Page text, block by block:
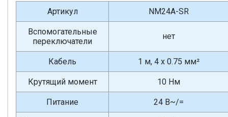
Артикул NM24A-SR
Вспомогательные
переключатели
нет
Кабель 1 м, 4 x 0.75 мм²
Крутящий момент 10 Нм
Питание 24 В~/=